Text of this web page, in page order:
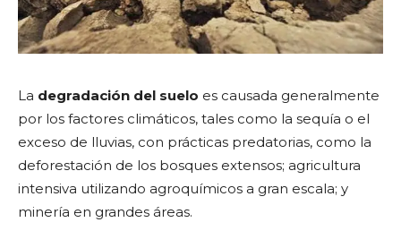
La degradación del suelo es causada generalmente
por los factores climáticos, tales como la sequía o el
exceso de lluvias, con prácticas predatorias, como la
deforestación de los bosques extensos; agricultura
intensiva utilizando agroquímicos a gran escala; y
minería en grandes áreas.